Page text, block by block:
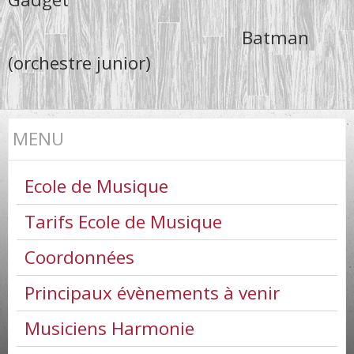
Batman
(orchestre junior)
MENU
Ecole de Musique
Tarifs Ecole de Musique
Coordonnées
Principaux évènements à venir
Musiciens Harmonie